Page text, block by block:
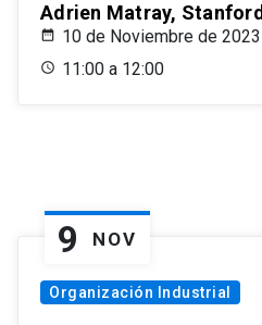
Adrien Matray, Stanford
10 de Noviembre de 2023
11:00 a 12:00
9 NOV
Organización Industrial